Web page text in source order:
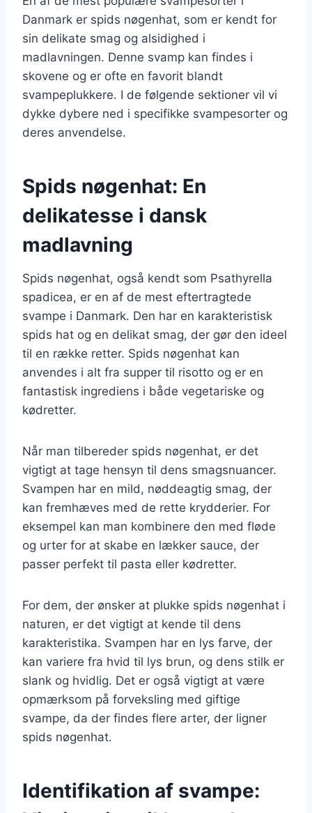
Danmark er spids nøgenhat, som er kendt for
sin delikate smag og alsidighed i
madlavningen. Denne svamp kan findes i
skovene og er ofte en favorit blandt
svampeplukkere. I de følgende sektioner vil vi
dykke dybere ned i specifikke svampesorter og
deres anvendelse.
Spids nøgenhat: En
delikatesse i dansk
madlavning
Spids nøgenhat, også kendt som Psathyrella
spadicea, er en af de mest eftertragtede
svampe i Danmark. Den har en karakteristisk
spids hat og en delikat smag, der gør den ideel
til en række retter. Spids nøgenhat kan
anvendes i alt fra supper til risotto og er en
fantastisk ingrediens i både vegetariske og
kødretter.
Når man tilbereder spids nøgenhat, er det
vigtigt at tage hensyn til dens smagsnuancer.
Svampen har en mild, nøddeagtig smag, der
kan fremhæves med de rette krydderier. For
eksempel kan man kombinere den med fløde
og urter for at skabe en lækker sauce, der
passer perfekt til pasta eller kødretter.
For dem, der ønsker at plukke spids nøgenhat i
naturen, er det vigtigt at kende til dens
karakteristika. Svampen har en lys farve, der
kan variere fra hvid til lys brun, og dens stilk er
slank og hvidlig. Det er også vigtigt at være
opmærksom på forveksling med giftige
svampe, da der findes flere arter, der ligner
spids nøgenhat.
Identifikation af svampe: